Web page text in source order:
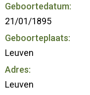
Geboortedatum:
21/01/1895
Geboorteplaats:
Leuven
Adres:
Leuven